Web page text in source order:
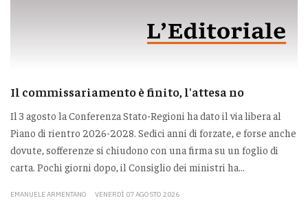
Il commissariamento è finito, l'attesa no
Il 3 agosto la Conferenza Stato-Regioni ha dato il via libera al
Piano di rientro 2026-2028. Sedici anni di forzate, e forse anche
dovute, sofferenze si chiudono con una firma su un foglio di
carta. Pochi giorni dopo, il Consiglio dei ministri ha...
EMANUELE ARMENTANO VENERDÌ 07 AGOSTO 2026